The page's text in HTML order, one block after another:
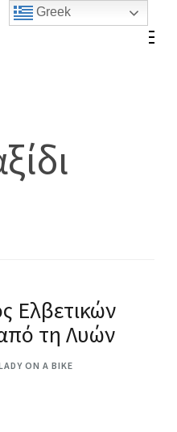
Ελβετικών
τη Λυών
ON A BIKE
Greek